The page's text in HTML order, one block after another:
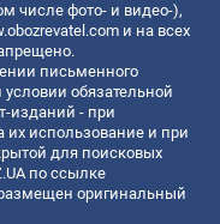
числе фото- и видео-),
и на всех
письменного
обязательной
изданий - при
использование и при
для поисковых
по ссылке
оригинальный